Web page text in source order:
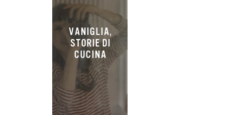
VANIGLIA,
STORIE DI
CUCINA